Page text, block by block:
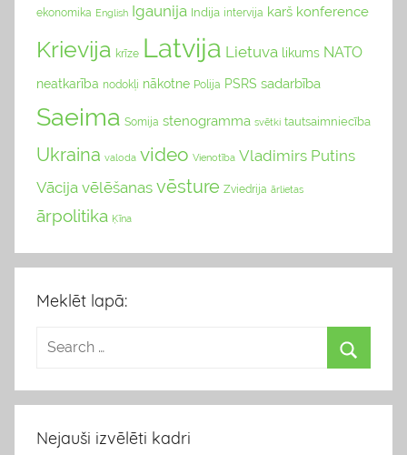
ekonomika English Igaunija Indija intervija karš konference
Krievija krīze Latvija Lietuva likums NATO
neatkarība nodokļi nākotne Polija PSRS sadarbība
Saeima Somija stenogramma svētki tautsaimniecība
Ukraina valoda video Vienotība Vladimirs Putins
Vācija vēlēšanas vēsture Zviedrija ārlietas
ārpolitika Ķīna
Meklēt lapā:
Nejauši izvēlēti kadri